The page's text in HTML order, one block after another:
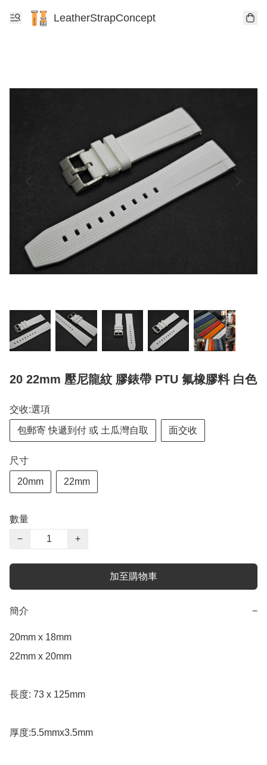
LeatherStrapConcept
20 22mm 壓尼龍紋 膠錶帶 PTU 氟橡膠料 白色
交收:選項
包郵寄 快遞到付 或 土瓜灣自取 面交收
尺寸
20mm 22mm
數量
−
+
加至購物車
簡介 −
20mm x 18mm
22mm x 20mm
長度: 73 x 125mm
厚度:5.5mmx3.5mm